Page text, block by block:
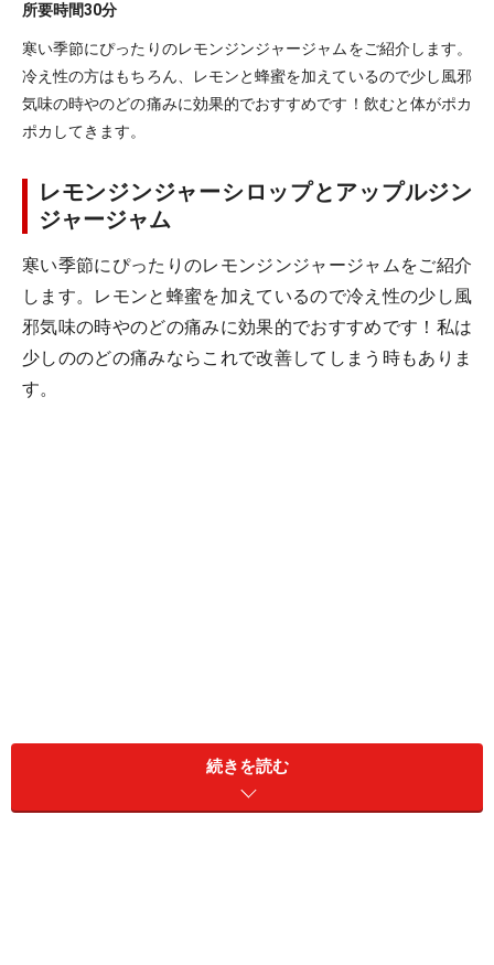
所要時間30分
寒い季節にぴったりのレモンジンジャージャムをご紹介します。
冷え性の方はもちろん、レモンと蜂蜜を加えているので少し風邪
気味の時やのどの痛みに効果的でおすすめです！飲むと体がポカ
ポカしてきます。
レモンジンジャーシロップとアップルジン
ジャージャム
寒い季節にぴったりのレモンジンジャージャムをご紹介
します。レモンと蜂蜜を加えているので冷え性の少し風
邪気味の時やのどの痛みに効果的でおすすめです！私は
少しののどの痛みならこれで改善してしまう時もありま
す。
生姜にはショウガオールという辛味成分が含まれ、血行
を促進し体を温めて冷え性を改善したり生理痛にも効果
続きを読む